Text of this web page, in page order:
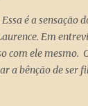
é a sensação
Em
com ele mesmo.
a bênção de ser